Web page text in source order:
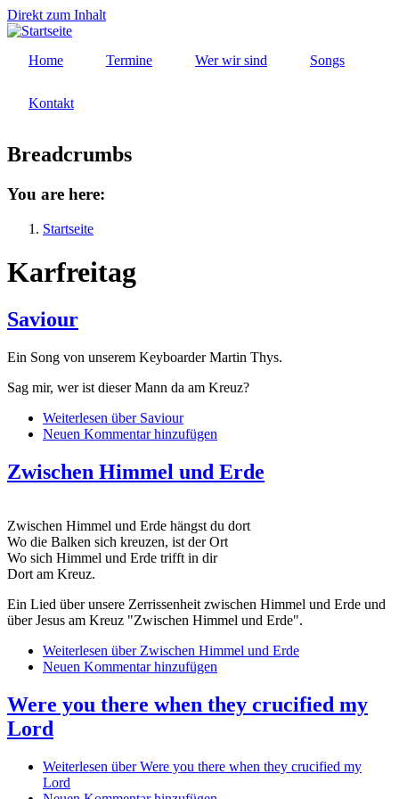
Direkt zum Inhalt
Home Termine Wer wir sind Songs
Kontakt
Breadcrumbs
You are here:
Startseite
Karfreitag
Saviour
Ein Song von unserem Keyboarder Martin Thys.
Sag mir, wer ist dieser Mann da am Kreuz?
Weiterlesen über Saviour
Neuen Kommentar hinzufügen
Zwischen Himmel und Erde
Zwischen Himmel und Erde hängst du dort
Wo die Balken sich kreuzen, ist der Ort
Wo sich Himmel und Erde trifft in dir
Dort am Kreuz.
Ein Lied über unsere Zerrissenheit zwischen Himmel und Erde und
über Jesus am Kreuz "Zwischen Himmel und Erde".
Weiterlesen über Zwischen Himmel und Erde
Neuen Kommentar hinzufügen
Were you there when they crucified my
Lord
Weiterlesen über Were you there when they crucified my
Lord